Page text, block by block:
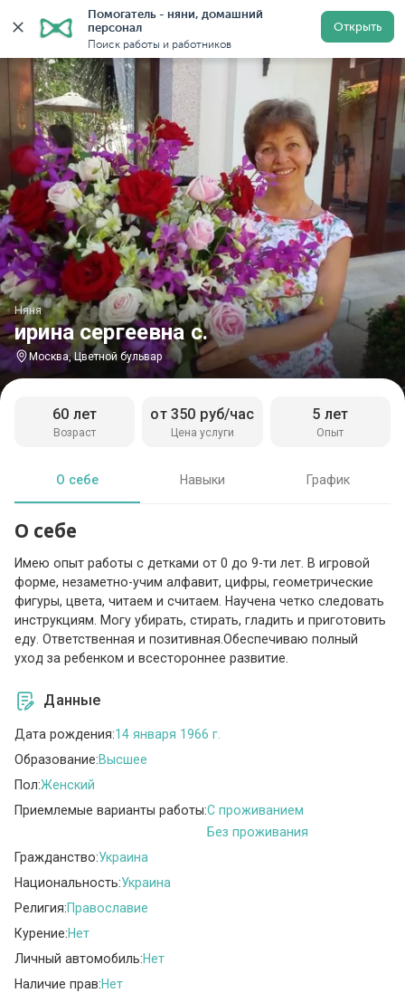
Помогатель - няни, домашний
персонал
Поиск работы и работников
Открыть
Главная Няни Няни в Москве Няни у метро
ирина сергеевна с.
Няня
Москва, Цветной бульвар
Возраст
60 лет
Цена услуги
от 350 руб/час
Опыт
5 лет
О себе Навыки График
О себе
Имею опыт работы с детками от 0 до 9-ти лет. В игровой
форме, незаметно-учим алфавит, цифры, геометрические
фигуры, цвета, читаем и считаем. Научена четко следовать
инструкциям. Могу убирать, стирать, гладить и приготовить
еду. Ответственная и позитивная.Обеспечиваю полный
уход за ребенком и всестороннее развитие.
Данные
Дата рождения:14 января 1966 г.
Образование:Высшее
Пол:Женский
Приемлемые варианты работы:C проживанием
Без проживания
Гражданство:Украина
Национальность:Украина
Религия:Православие
Курение:Нет
Личный автомобиль:Нет
Наличие прав:Нет